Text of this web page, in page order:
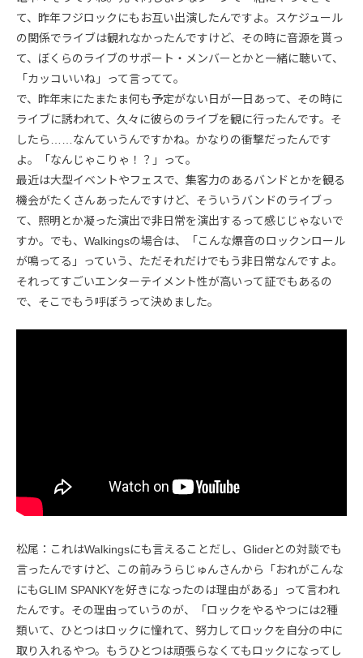
て、昨年フジロックにもお互い出演したんですよ。スケジュール
の関係でライブは観れなかったんですけど、その時に音源を貰っ
て、ぼくらのライブのサポート・メンバーとかと一緒に聴いて、
「カッコいいね」って言ってて。
で、昨年末にたまたま何も予定がない日が一日あって、その時に
ライブに誘われて、久々に彼らのライブを観に行ったんです。そ
したら……なんていうんですかね。かなりの衝撃だったんです
よ。「なんじゃこりゃ！？」って。
最近は大型イベントやフェスで、集客力のあるバンドとかを観る
機会がたくさんあったんですけど、そういうバンドのライブっ
て、照明とか凝った演出で非日常を演出するって感じじゃないで
すか。でも、Walkingsの場合は、「こんな爆音のロックンロール
が鳴ってる」っていう、ただそれだけでもう非日常なんですよ。
それってすごいエンターテイメント性が高いって証でもあるの
で、そこでもう呼ぼうって決めました。
松尾：これはWalkingsにも言えることだし、Gliderとの対談でも
言ったんですけど、この前みうらじゅんさんから「おれがこんな
にもGLIM SPANKYを好きになったのは理由がある」って言われ
たんです。その理由っていうのが、「ロックをやるやつには2種
類いて、ひとつはロックに憧れて、努力してロックを自分の中に
取り入れるやつ。もうひとつは頑張らなくてもロックになってし